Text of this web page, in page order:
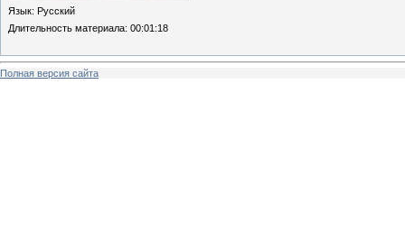
Язык: Русский
Длительность материала: 00:01:18
Полная версия сайта